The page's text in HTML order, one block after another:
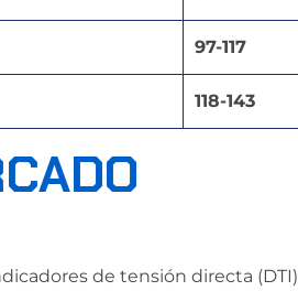
97-117
118-143
de tensión directa